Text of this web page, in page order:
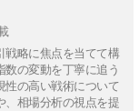
戦略に焦点を当てて構
の変動を丁寧に追う
性の高い戦術について
、相場分析の視点を提